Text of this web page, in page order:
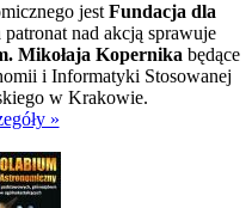
jestFundacja dla
patronat nad akcją sprawuje
Mikołaja Kopernikabędące
i Informatyki Stosowanej
w Krakowie.
»